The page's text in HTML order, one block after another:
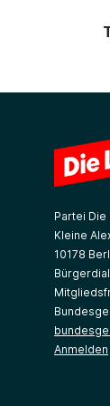
Partei Die
Kleine
10178
Anmelden